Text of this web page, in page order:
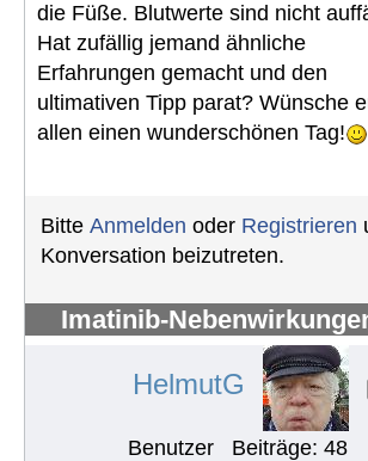
die Füße. Blutwerte sind nicht
Hat zufällig jemand ähnliche
Erfahrungen gemacht und den
ultimativen Tipp parat? Wünsche
allen einen wunderschönen Tag!
Bitte Anmelden oder Registrieren
Konversation beizutreten.
Imatinib-
HelmutG
Benutzer Beiträge: 48